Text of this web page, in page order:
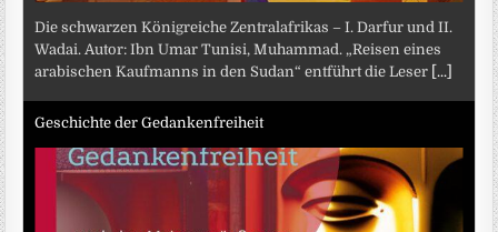
Die schwarzen Königreiche Zentralafrikas – I. Darfur und II.
Wadai. Autor: Ibn Umar Tunisi, Muhammad. „Reisen eines
arabischen Kaufmanns in den Sudan“ entführt die Leser [...]
Geschichte der Gedankenfreiheit